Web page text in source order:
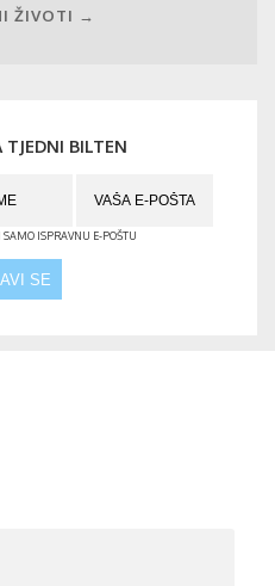
ŽIVOTI →
TJEDNI BILTEN
ISPRAVNU E-POŠTU